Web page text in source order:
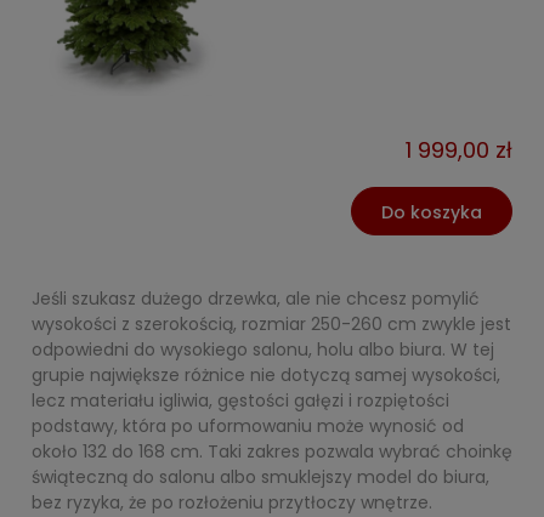
1 999,00 zł
Do koszyka
Jeśli szukasz dużego drzewka, ale nie chcesz pomylić
wysokości z szerokością, rozmiar 250-260 cm zwykle jest
odpowiedni do wysokiego salonu, holu albo biura. W tej
grupie największe różnice nie dotyczą samej wysokości,
lecz materiału igliwia, gęstości gałęzi i rozpiętości
podstawy, która po uformowaniu może wynosić od
około 132 do 168 cm. Taki zakres pozwala wybrać choinkę
świąteczną do salonu albo smuklejszy model do biura,
bez ryzyka, że po rozłożeniu przytłoczy wnętrze.